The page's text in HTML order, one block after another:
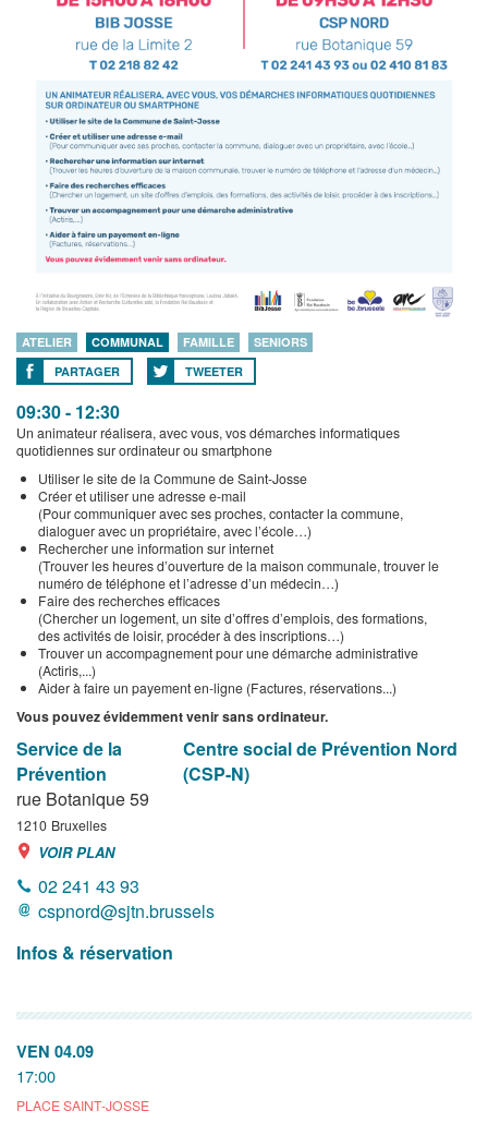
ATELIER COMMUNAL FAMILLE
SENIORS
PARTAGER
TWEETER
09:30 - 12:30
Un animateur réalisera, avec vous, vos démarches informatiques
quotidiennes sur ordinateur ou smartphone
Utiliser le site de la Commune de Saint-Josse
Créer et utiliser une adresse e-mail
(Pour communiquer avec ses proches, contacter la commune,
dialoguer avec un propriétaire, avec l’école…)
Rechercher une information sur internet
(Trouver les heures d’ouverture de la maison communale, trouver le
numéro de téléphone et l’adresse d’un médecin…)
Faire des recherches efficaces
(Chercher un logement, un site d’offres d’emplois, des formations,
des activités de loisir, procéder à des inscriptions…)
Trouver un accompagnement pour une démarche administrative
(Actiris,...)
Aider à faire un payement en-ligne (Factures, réservations...)
Vous pouvez évidemment venir sans ordinateur.
Service de la
Prévention
Centre social de Prévention Nord
(CSP-N)
rue Botanique 59
1210 Bruxelles
VOIR PLAN
02 241 43 93
cspnord@sjtn.brussels
Infos & réservation
VEN 04.09
17:00
PLACE SAINT-JOSSE